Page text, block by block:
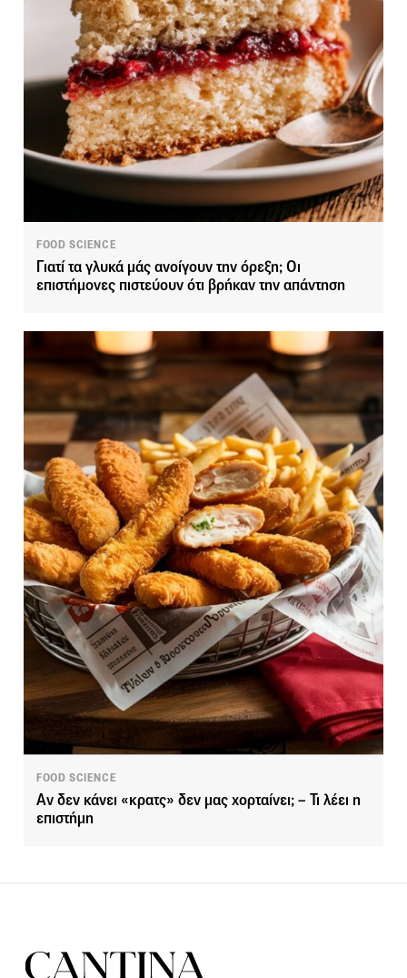
FOOD SCIENCE
Γιατί τα γλυκά μάς ανοίγουν την όρεξη; Οι
επιστήμονες πιστεύουν ότι βρήκαν την απάντηση
FOOD SCIENCE
Αν δεν κάνει «κρατς» δεν μας χορταίνει; – Τι λέει η
επιστήμη